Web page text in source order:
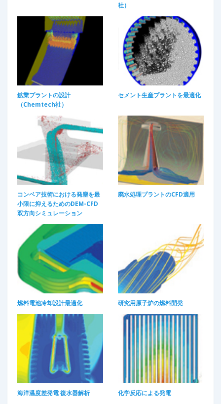
社）​
鉱業プラントの設計
（Chemtech社）
セメント生産プラントを最適化
コンベア技術における発塵を最
小限に抑えるためのDEM-CFD
双方向シミュレーション
廃水処理プラントのCFD適用​
燃料電池冷却設計最適化​ 研究用原子炉の燃料開発​
海洋温度差発電 復水器解析​ 化学反応による発電